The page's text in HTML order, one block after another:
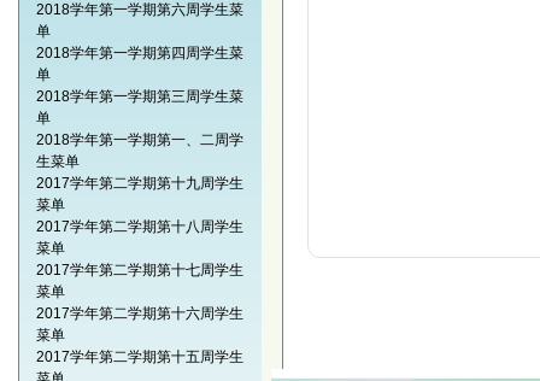
2018学年第一学期第六周学生菜
单
2018学年第一学期第四周学生菜
单
2018学年第一学期第三周学生菜
单
2018学年第一学期第一、二周学
生菜单
2017学年第二学期第十九周学生
菜单
2017学年第二学期第十八周学生
菜单
2017学年第二学期第十七周学生
菜单
2017学年第二学期第十六周学生
菜单
2017学年第二学期第十五周学生